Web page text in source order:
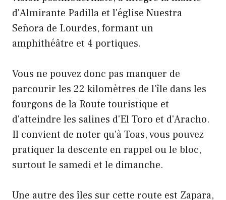
d'Almirante Padilla et l'église Nuestra
Señora de Lourdes, formant un
amphithéâtre et 4 portiques.
Vous ne pouvez donc pas manquer de
parcourir les 22 kilomètres de l'île dans les
fourgons de la Route touristique et
d'atteindre les salines d'El Toro et d'Aracho.
Il convient de noter qu'à Toas, vous pouvez
pratiquer la descente en rappel ou le bloc,
surtout le samedi et le dimanche.
Une autre des îles sur cette route est Zapara,